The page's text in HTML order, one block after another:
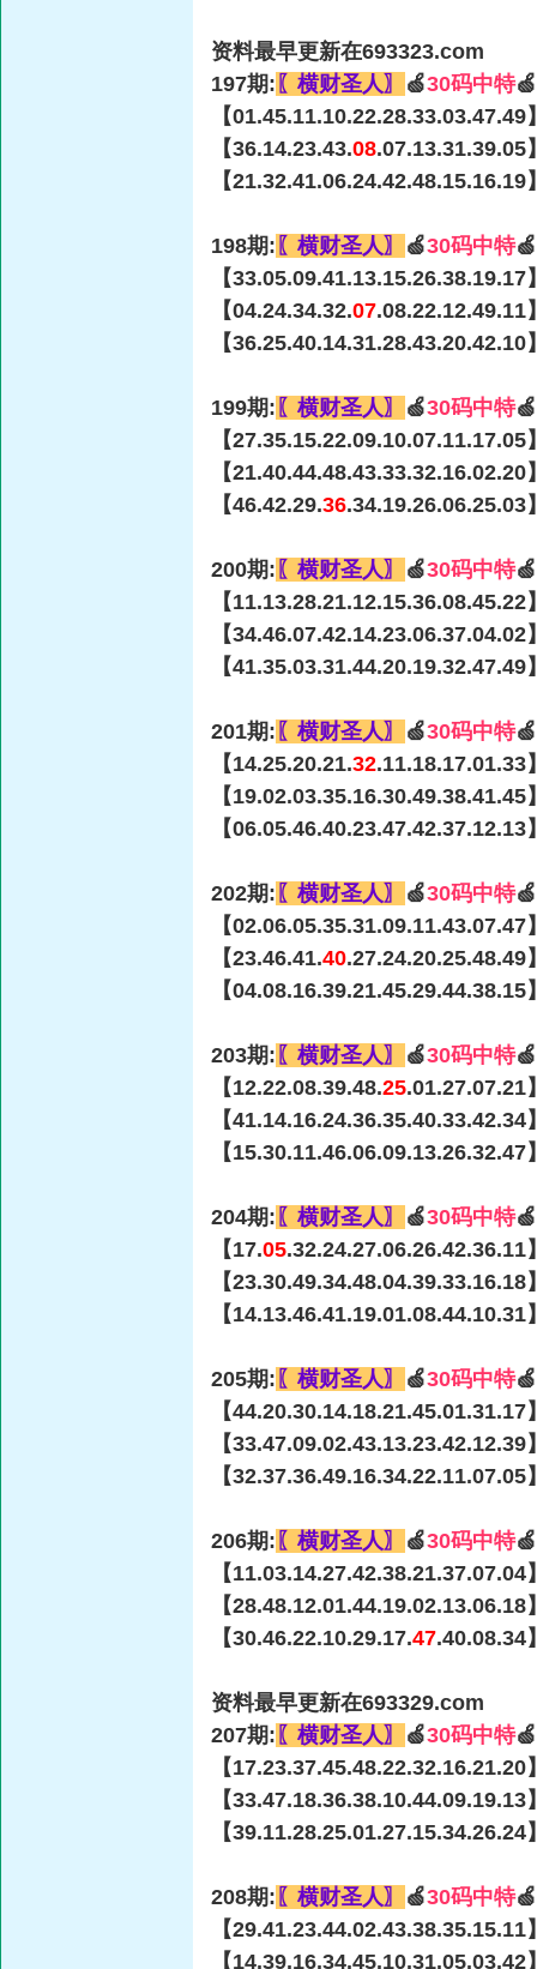
资料最早更新在693323.com
197期: 〖横财圣人〗 🍏30码中特
【01.45.11.10.22.28.33.03.47.49
【36.14.23.43.08.07.13.31.39.05
【21.32.41.06.24.42.48.15.16.19
198期: 〖横财圣人〗 🍏30码中特
【33.05.09.41.13.15.26.38.19.17
【04.24.34.32.07.08.22.12.49.11
【36.25.40.14.31.28.43.20.42.10
199期: 〖横财圣人〗 🍏30码中特
【27.35.15.22.09.10.07.11.17.05
【21.40.44.48.43.33.32.16.02.20
【46.42.29.36.34.19.26.06.25.03
200期: 〖横财圣人〗 🍏30码中特
【11.13.28.21.12.15.36.08.45.22
【34.46.07.42.14.23.06.37.04.02
【41.35.03.31.44.20.19.32.47.49
201期: 〖横财圣人〗 🍏30码中特
【14.25.20.21.32.11.18.17.01.33
【19.02.03.35.16.30.49.38.41.45
【06.05.46.40.23.47.42.37.12.13
202期: 〖横财圣人〗 🍏30码中特
【02.06.05.35.31.09.11.43.07.47
【23.46.41.40.27.24.20.25.48.49
【04.08.16.39.21.45.29.44.38.15
203期: 〖横财圣人〗 🍏30码中特
【12.22.08.39.48.25.01.27.07.21
【41.14.16.24.36.35.40.33.42.34
【15.30.11.46.06.09.13.26.32.47
204期: 〖横财圣人〗 🍏30码中特
【17.05.32.24.27.06.26.42.36.11
【23.30.49.34.48.04.39.33.16.18
【14.13.46.41.19.01.08.44.10.31
205期: 〖横财圣人〗 🍏30码中特
【44.20.30.14.18.21.45.01.31.17
【33.47.09.02.43.13.23.42.12.39
【32.37.36.49.16.34.22.11.07.05
206期: 〖横财圣人〗 🍏30码中特
【11.03.14.27.42.38.21.37.07.04
【28.48.12.01.44.19.02.13.06.18
【30.46.22.10.29.17.47.40.08.34
资料最早更新在693329.com
207期: 〖横财圣人〗 🍏30码中特
【17.23.37.45.48.22.32.16.21.20
【33.47.18.36.38.10.44.09.19.13
【39.11.28.25.01.27.15.34.26.24
208期: 〖横财圣人〗 🍏30码中特
【29.41.23.44.02.43.38.35.15.11
【14.39.16.34.45.10.31.05.03.42